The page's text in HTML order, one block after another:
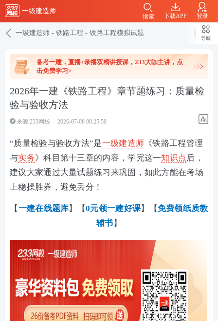
一级建造师
下载APP 登录
搜索
一级建造师 - 铁路工程 - 铁路工程模拟试题
导航
备考一建，直播+录播双精讲授课，233大咖主讲，点
击免费学习>
2026年一建《铁路工程》章节题练习：质量检
验与验收方法
来源:233网校 2026-07-08 00:25:50
“质量检验与验收方法”是一级建造师 《铁路工程管理
与实务》科目第十三章的内容，学完这一知识点后，
建议大家通过大量试题练习来巩固，如此方能在考场
上稳操胜券，避免丢分！
【 一建在线题库】【0元领一建好课】【免费领纸质教
辅书 】